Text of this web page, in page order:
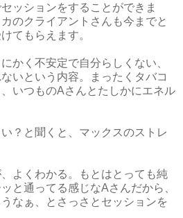
ッションをすることができま
のクライアントさんも今までと
てもらえます。
かく不安定で自分らしくない、
いという内容。まったくタバコ
いつものAさんとたしかにエネル
？と聞くと、マックスのストレ
よくわかる。もとはとっても純
と通ってる感じなAさんだから、
なぁ、とさっさとセッションを